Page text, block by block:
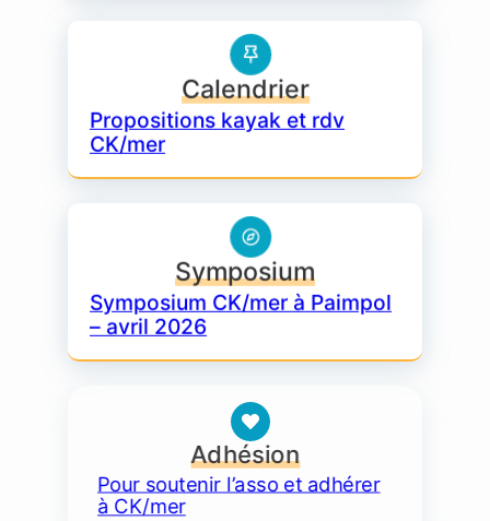
CONTACT
Formulaire de contact
Calendrier
Propositions kayak et rdv
CK/mer
Symposium
Symposium CK/mer à Paimpol
– avril 2026
Adhésion
Pour soutenir l’asso et adhérer
à CK/mer